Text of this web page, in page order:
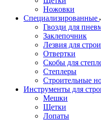
Ножовки
Специализированные
Гвозди для
Заклепочник
Лезвия для
Отвертки
Скобы для
Степлеры
Строительные
Инструменты для
Мешки
Щетки
Лопаты